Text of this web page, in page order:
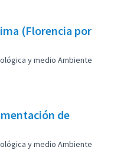
(Florencia por
y medio Ambiente
de
y medio Ambiente